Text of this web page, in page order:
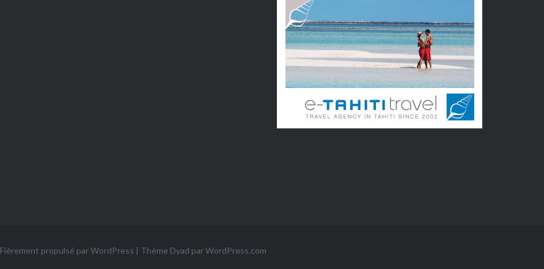
Fièrement propulsé par WordPress | Thème Dyad parWordPress.com